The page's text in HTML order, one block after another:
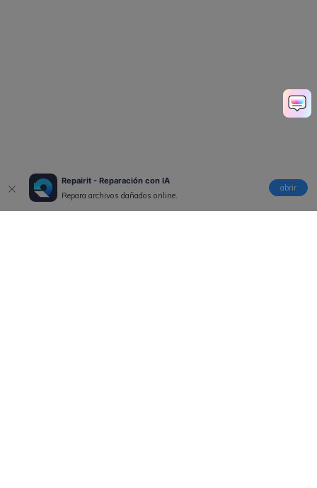
Repairit - Reparación con IA
Repara archivos dañados online.
abrir